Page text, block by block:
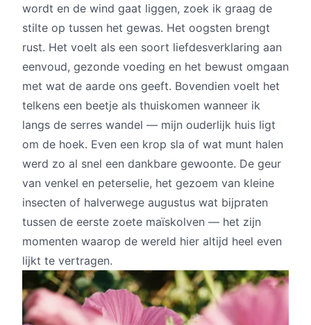
wordt en de wind gaat liggen, zoek ik graag de
stilte op tussen het gewas. Het oogsten brengt
rust. Het voelt als een soort liefdesverklaring aan
eenvoud, gezonde voeding en het bewust omgaan
met wat de aarde ons geeft. Bovendien voelt het
telkens een beetje als thuiskomen wanneer ik
langs de serres wandel — mijn ouderlijk huis ligt
om de hoek. Even een krop sla of wat munt halen
werd zo al snel een dankbare gewoonte. De geur
van venkel en peterselie, het gezoem van kleine
insecten of halverwege augustus wat bijpraten
tussen de eerste zoete maïskolven — het zijn
momenten waarop de wereld hier altijd heel even
lijkt te vertragen.